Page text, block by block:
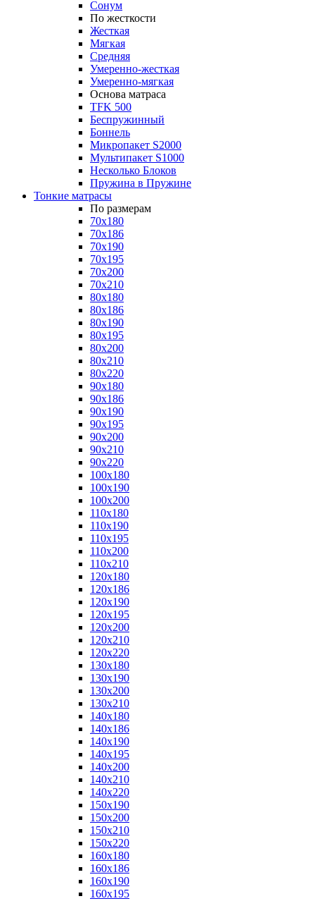
Сонум
По жесткости
Жесткая
Мягкая
Средняя
Умеренно-жесткая
Умеренно-мягкая
Основа матраса
TFK 500
Беспружинный
Боннель
Микропакет S2000
Мультипакет S1000
Несколько Блоков
Пружина в Пружине
Тонкие матрасы
По размерам
70x180
70x186
70x190
70x195
70x200
70x210
80x180
80x186
80x190
80x195
80x200
80x210
80x220
90x180
90x186
90x190
90x195
90x200
90x210
90x220
100x180
100x190
100x200
110x180
110x190
110x195
110x200
110x210
120x180
120x186
120x190
120x195
120x200
120x210
120x220
130x180
130x190
130x200
130x210
140x180
140x186
140x190
140x195
140x200
140x210
140x220
150x190
150x200
150x210
150x220
160x180
160x186
160x190
160x195